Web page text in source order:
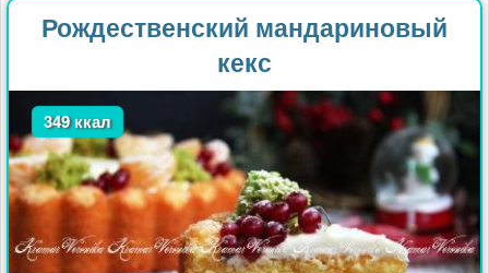
Рождественский мандариновый
кекс
349 ккал